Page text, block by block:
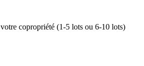
copropriété (1-5 lots ou 6-10 lots)